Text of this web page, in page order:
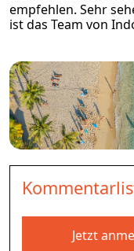
empfehlen. Sehr
ist das Team von
Jetzt